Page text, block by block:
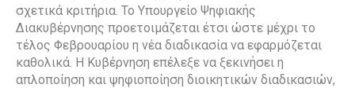
σχετικά κριτήρια. Το Υπουργείο Ψηφιακής
Διακυβέρνησης προετοιμάζεται έτσι ώστε μέχρι το
τέλος Φεβρουαρίου η νέα διαδικασία να εφαρμόζεται
καθολικά. Η Κυβέρνηση επέλεξε να ξεκινήσει η
απλοποίηση και ψηφιοποίηση διοικητικών διαδικασιών,